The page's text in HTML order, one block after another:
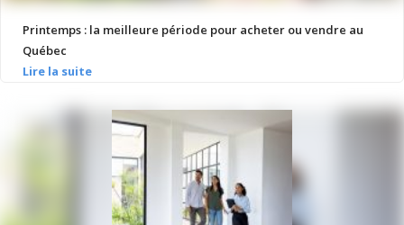
Printemps : la meilleure période pour acheter ou vendre au
Québec